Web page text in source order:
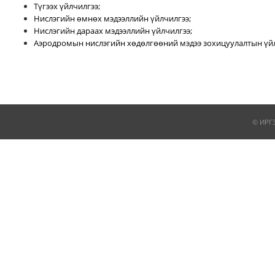
Түгээх үйлчилгээ;
Нислэгийн өмнөх мэдээллийн үйлчилгээ;
Нислэгийн дараах мэдээллийн үйлчилгээ;
Аэродромын нислэгийн хөдөлгөөний мэдээ зохицуулалтын
©